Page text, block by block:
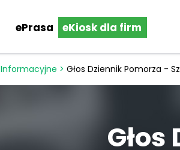
ePrasa eKiosk dla firm
Informacyjne > Głos Dziennik Pomorza -